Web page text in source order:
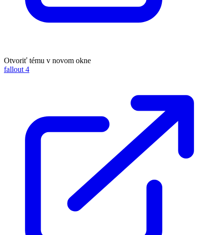
Otvoriť tému v novom okne
fallout 4